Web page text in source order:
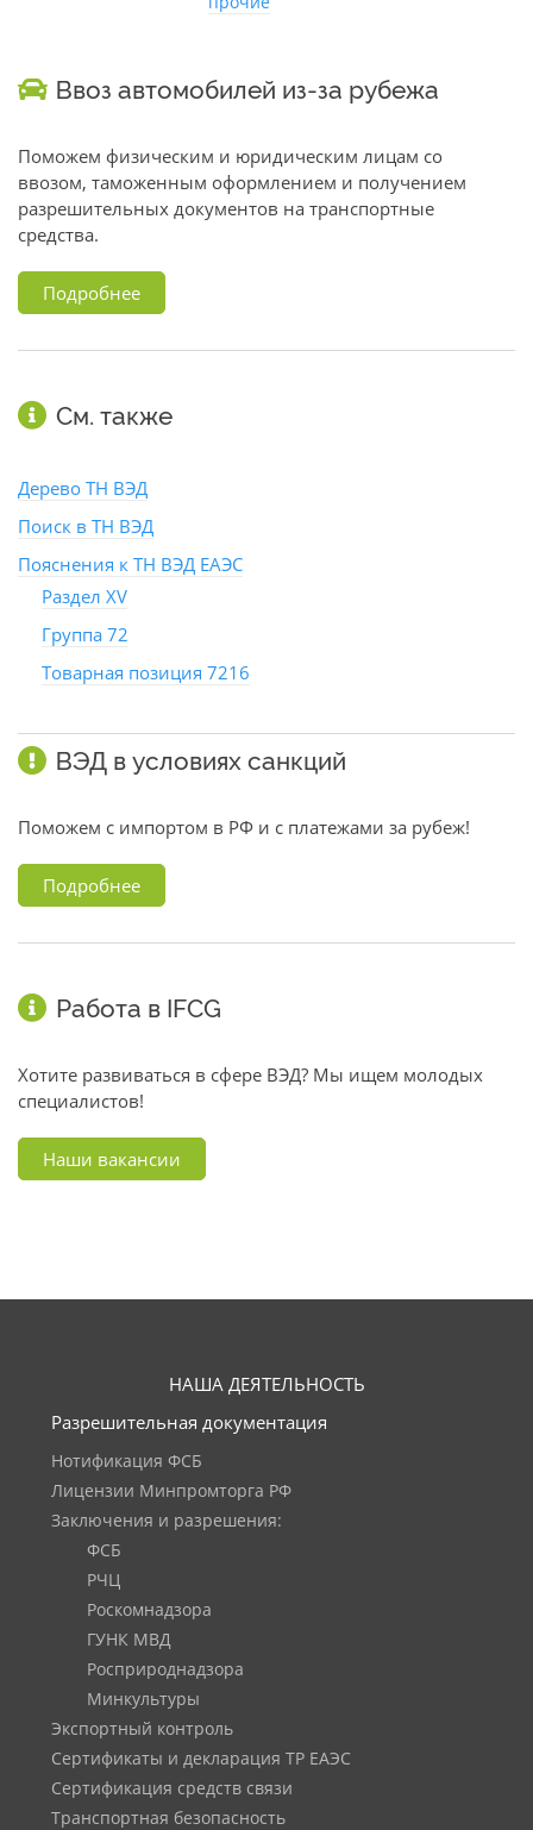
Ввоз автомобилей из-за рубежа
Поможем физическим и юридическим лицам со
ввозом, таможенным оформлением и получением
разрешительных документов на транспортные
средства.
Подробнее
См. также
Дерево ТН ВЭД
Поиск в ТН ВЭД
Пояснения к ТН ВЭД ЕАЭС
Раздел XV
Группа 72
Товарная позиция 7216
ВЭД в условиях санкций
Поможем с импортом в РФ и с платежами за рубеж!
Подробнее
Работа в IFCG
Хотите развиваться в сфере ВЭД? Мы ищем молодых
специалистов!
Наши вакансии
НАША ДЕЯТЕЛЬНОСТЬ
Разрешительная документация
Нотификация ФСБ
Лицензии Минпромторга РФ
Заключения и разрешения:
ФСБ
РЧЦ
Роскомнадзора
ГУНК МВД
Росприроднадзора
Минкультуры
Экспортный контроль
Сертификаты и декларация ТР ЕАЭС
Сертификация средств связи
Транспортная безопасность